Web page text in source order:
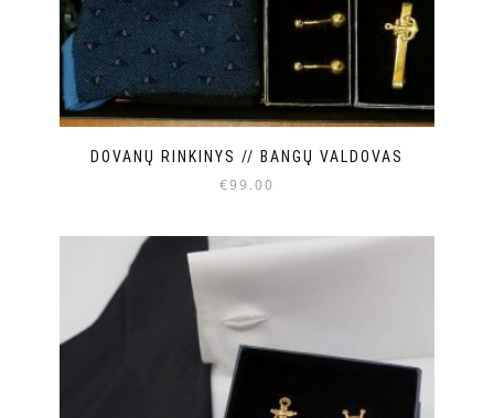
DOVANŲ RINKINYS // BANGŲ VALDOVAS
€99.00